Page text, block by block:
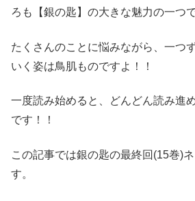
ろも【銀の匙】の大きな魅力の一つ
たくさんのことに悩みながら、一つ
いく姿は鳥肌ものですよ！！
一度読み始めると、どんどん読み進
です！！
この記事では銀の匙の最終回(15巻)
す。